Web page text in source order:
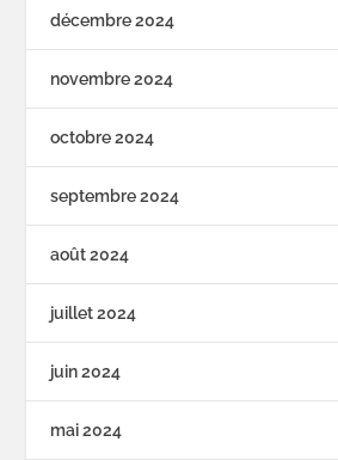
décembre 2024
novembre 2024
octobre 2024
septembre 2024
août 2024
juillet 2024
juin 2024
mai 2024